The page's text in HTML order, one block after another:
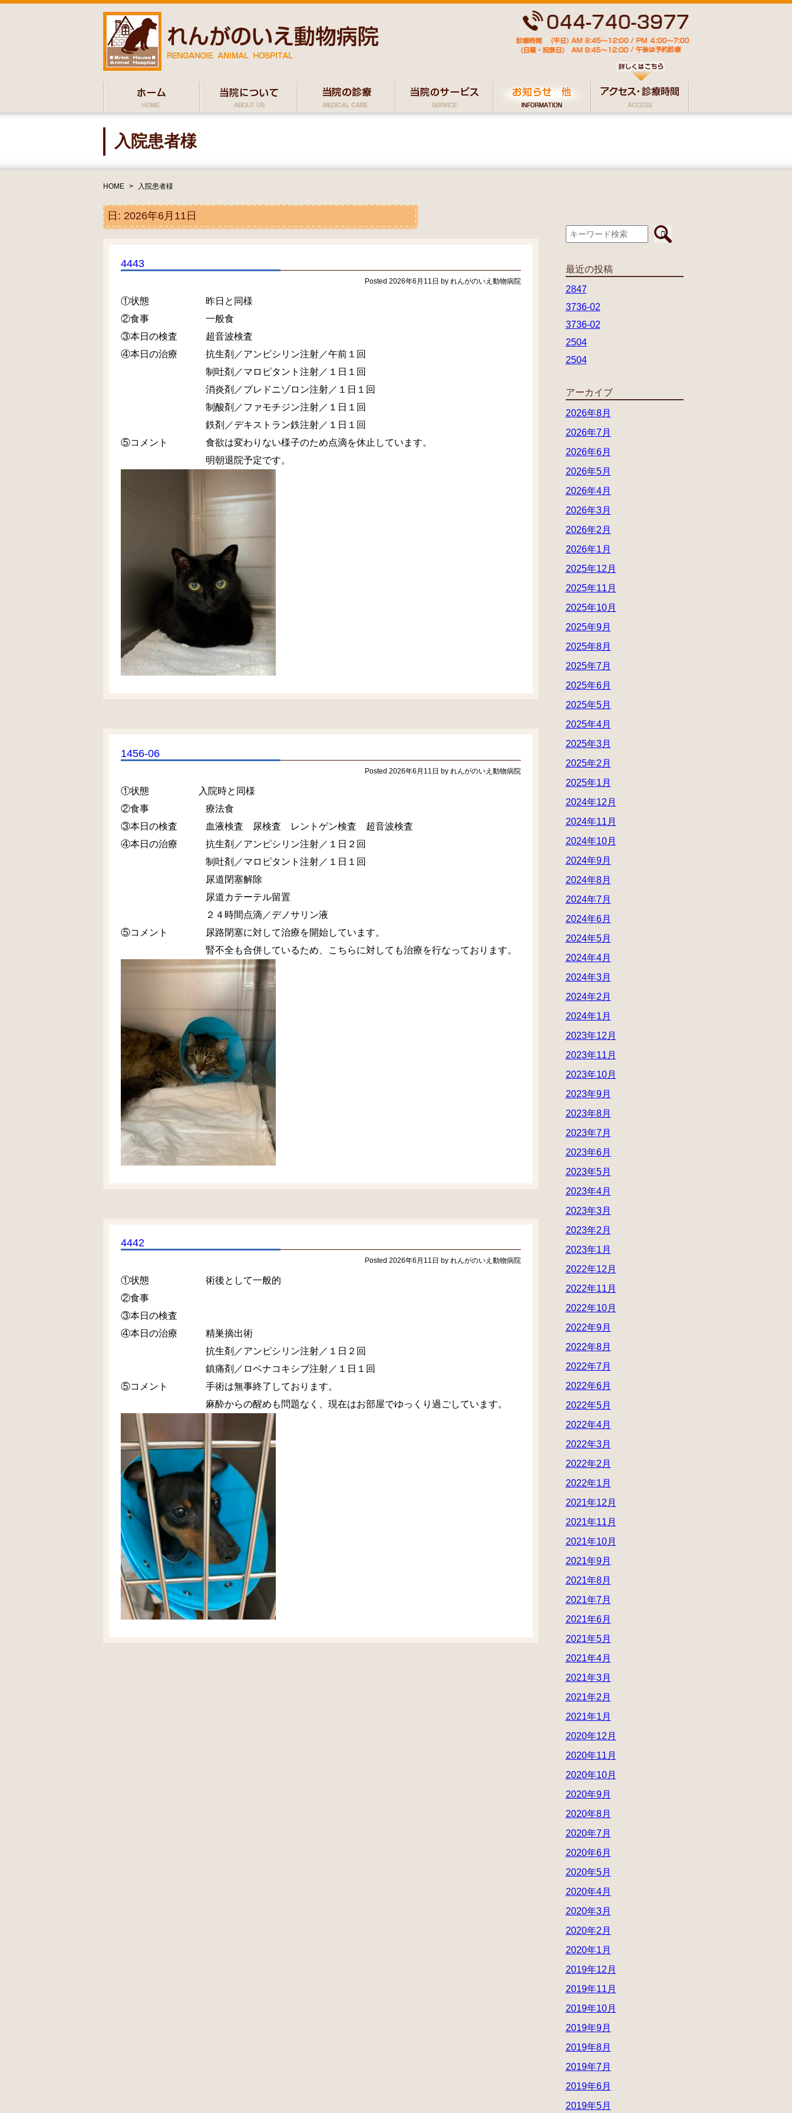
入院患者様
HOME > 入院患者様
日: 2026年6月11日
4443
Posted 2026年6月11日 by れんがのいえ動物病院
①状態 昨日と同様
②食事 一般食
③本日の検査 超音波検査
④本日の治療 抗生剤／アンピシリン注射／午前１回
制吐剤／マロピタント注射／１日１回
消炎剤／プレドニゾロン注射／１日１回
制酸剤／ファモチジン注射／１日１回
鉄剤／デキストラン鉄注射／１日１回
⑤コメント 食欲は変わりない様子のため点滴を休止しています。
明朝退院予定です。
1456-06
Posted 2026年6月11日 by れんがのいえ動物病院
①状態 入院時と同様
②食事 療法食
③本日の検査 血液検査 尿検査 レントゲン検査 超音波検査
④本日の治療 抗生剤／アンピシリン注射／１日２回
制吐剤／マロピタント注射／１日１回
尿道閉塞解除
尿道カテーテル留置
２４時間点滴／デノサリン液
⑤コメント 尿路閉塞に対して治療を開始しています。
腎不全も合併しているため、こちらに対しても治療を行なっております。
4442
Posted 2026年6月11日 by れんがのいえ動物病院
①状態 術後として一般的
②食事
③本日の検査
④本日の治療 精巣摘出術
抗生剤／アンピシリン注射／１日２回
鎮痛剤／ロベナコキシブ注射／１日１回
⑤コメント 手術は無事終了しております。
麻酔からの醒めも問題なく、現在はお部屋でゆっくり過ごしています。
最近の投稿
2847
3736-02
3736-02
2504
2504
アーカイブ
2026年8月
2026年7月
2026年6月
2026年5月
2026年4月
2026年3月
2026年2月
2026年1月
2025年12月
2025年11月
2025年10月
2025年9月
2025年8月
2025年7月
2025年6月
2025年5月
2025年4月
2025年3月
2025年2月
2025年1月
2024年12月
2024年11月
2024年10月
2024年9月
2024年8月
2024年7月
2024年6月
2024年5月
2024年4月
2024年3月
2024年2月
2024年1月
2023年12月
2023年11月
2023年10月
2023年9月
2023年8月
2023年7月
2023年6月
2023年5月
2023年4月
2023年3月
2023年2月
2023年1月
2022年12月
2022年11月
2022年10月
2022年9月
2022年8月
2022年7月
2022年6月
2022年5月
2022年4月
2022年3月
2022年2月
2022年1月
2021年12月
2021年11月
2021年10月
2021年9月
2021年8月
2021年7月
2021年6月
2021年5月
2021年4月
2021年3月
2021年2月
2021年1月
2020年12月
2020年11月
2020年10月
2020年9月
2020年8月
2020年7月
2020年6月
2020年5月
2020年4月
2020年3月
2020年2月
2020年1月
2019年12月
2019年11月
2019年10月
2019年9月
2019年8月
2019年7月
2019年6月
2019年5月